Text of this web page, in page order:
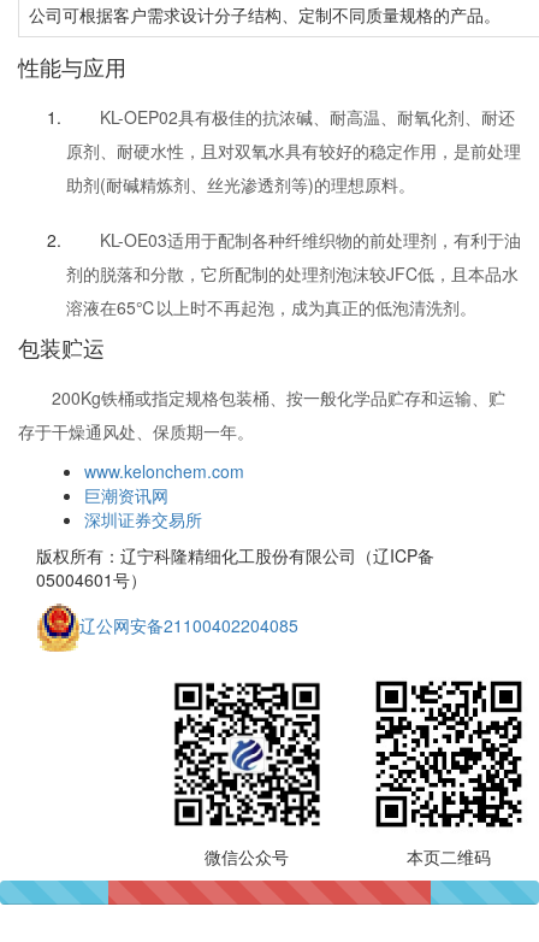
公司可根据客户需求设计分子结构、定制不同质量规格的产品。
性能与应用
KL-OEP02具有极佳的抗浓碱、耐高温、耐氧化剂、耐还
原剂、耐硬水性，且对双氧水具有较好的稳定作用，是前处理
助剂(耐碱精炼剂、丝光渗透剂等)的理想原料。
KL-OE03适用于配制各种纤维织物的前处理剂，有利于油
剂的脱落和分散，它所配制的处理剂泡沫较JFC低，且本品水
溶液在65℃以上时不再起泡，成为真正的低泡清洗剂。
包装贮运
200Kg铁桶或指定规格包装桶、按一般化学品贮存和运输、贮
存于干燥通风处、保质期一年。
www.kelonchem.com
巨潮资讯网
深圳证券交易所
版权所有：辽宁科隆精细化工股份有限公司（辽ICP备
05004601号）
辽公网安备21100402204085
本页二维码
微信公众号